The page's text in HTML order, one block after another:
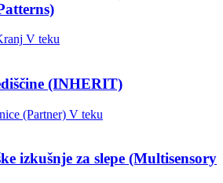
V teku
(INHERIT)
(Partner) V teku
izkušnje za slepe (Multisensory